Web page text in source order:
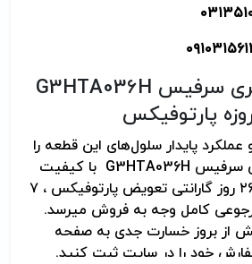
خرید آنلاین باتری سرفیس G3HTA036H
پایدار سلول‌های این قطعه را
تضمین می‌کند. باتری سرفیس G3HTA036H با کیفیت
گرید A+ به همراه ۲۶۵ روز گارانتی تعویض پارتوفیکس ، ۷
کامل وجه به فروش می­رسد.
از بروز خسارت جدی به صفحه
خود را در سایت ثبت کنید.